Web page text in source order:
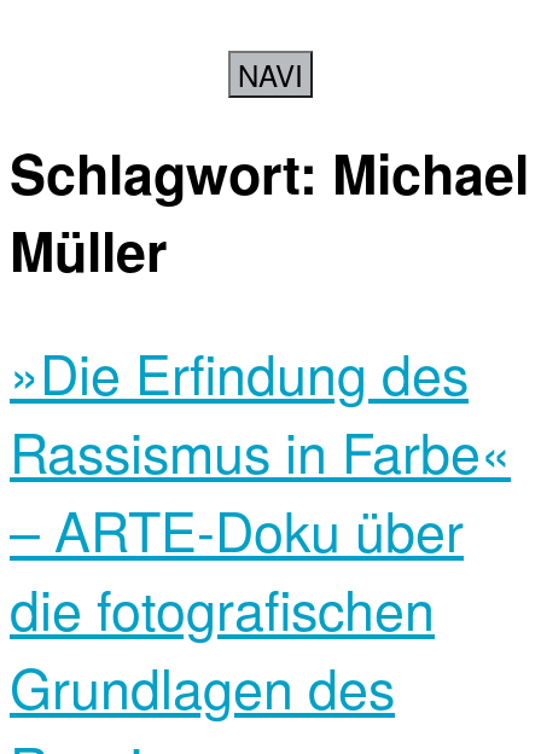
NAVI
Schlagwort: Michael
Müller
»Die Erfindung des
Rassismus in Farbe«
– ARTE-Doku über
die fotografischen
Grundlagen des